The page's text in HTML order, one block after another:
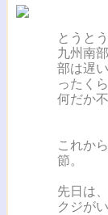
とうと
九州南
部は遅
ったくら
何だか
これか
節。
先日は
クジが